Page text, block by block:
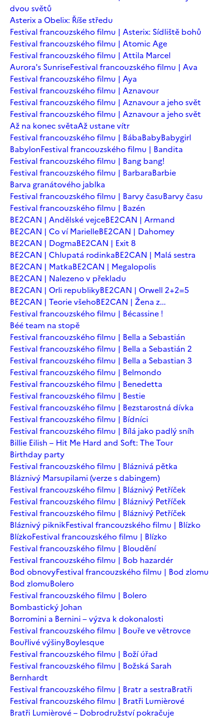
dvou světů
Asterix a Obelix: Říše středu
Festival francouzského filmu | Asterix: Sídliště bohů
Festival francouzského filmu | Atomic Age
Festival francouzského filmu | Attila Marcel
Aurora's SunriseFestival francouzského filmu | Ava
Festival francouzského filmu | Aya
Festival francouzského filmu | Aznavour
Festival francouzského filmu | Aznavour a jeho svět
Festival francouzského filmu | Aznavour a jeho svět
Až na konec světaAž ustane vítr
Festival francouzského filmu | BábaBabyBabygirl
BabylonFestival francouzského filmu | Bandita
Festival francouzského filmu | Bang bang!
Festival francouzského filmu | BarbaraBarbie
Barva granátového jablka
Festival francouzského filmu | Barvy časuBarvy času
Festival francouzského filmu | Bazén
BE2CAN | Andělské vejceBE2CAN | Armand
BE2CAN | Co ví MarielleBE2CAN | Dahomey
BE2CAN | DogmaBE2CAN | Exit 8
BE2CAN | Chlupatá rodinkaBE2CAN | Malá sestra
BE2CAN | MatkaBE2CAN | Megalopolis
BE2CAN | Nalezeno v překladu
BE2CAN | Orli republikyBE2CAN | Orwell 2+2=5
BE2CAN | Teorie všehoBE2CAN | Žena z...
Festival francouzského filmu | Bécassine !
Béé team na stopě
Festival francouzského filmu | Bella a Sebastián
Festival francouzského filmu | Bella a Sebastián 2
Festival francouzského filmu | Bella a Sebastian 3
Festival francouzského filmu | Belmondo
Festival francouzského filmu | Benedetta
Festival francouzského filmu | Bestie
Festival francouzského filmu | Bezstarostná dívka
Festival francouzského filmu | Bídníci
Festival francouzského filmu | Bílá jako padlý sníh
Billie Eilish – Hit Me Hard and Soft: The Tour
Birthday party
Festival francouzského filmu | Bláznivá pětka
Bláznivý Marsupilami (verze s dabingem)
Festival francouzského filmu | Bláznivý Petříček
Festival francouzského filmu | Bláznivý Petříček
Festival francouzského filmu | Bláznivý Petříček
Bláznivý piknikFestival francouzského filmu | Blízko
BlízkoFestival francouzského filmu | Blízko
Festival francouzského filmu | Bloudění
Festival francouzského filmu | Bob hazardér
Bod obnovyFestival francouzského filmu | Bod zlomu
Bod zlomuBolero
Festival francouzského filmu | Bolero
Bombastický Johan
Borromini a Bernini – výzva k dokonalosti
Festival francouzského filmu | Bouře ve větrovce
Bouřlivé výšinyBoylesque
Festival francouzského filmu | Boží úřad
Festival francouzského filmu | Božská Sarah
Bernhardt
Festival francouzského filmu | Bratr a sestraBratři
Festival francouzského filmu | Bratři Lumièrové
Bratři Lumièrové – Dobrodružství pokračuje